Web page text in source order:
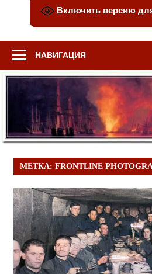
Включить версию
НАВИГАЦИЯ
МЕТКА: FRONTLINE